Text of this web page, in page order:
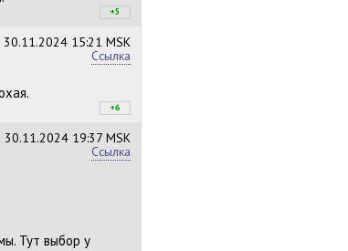
+5
/–1
30.11.2024 15:21 MSK
Ссылка
+6
/–1
30.11.2024 19:37 MSK
Ссылка
Тут выбор у